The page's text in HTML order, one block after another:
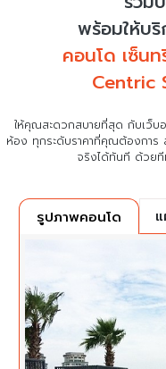
พร้อมให้บ
คอนโด เซ็น
Centric
ให้คุณสะดวกสบายที่สุด กับเว็บ
ห้อง ทุกระดับราคาที่คุณต้องการ
จริงได้ทันที ด้วย
รูปภาพคอนโด